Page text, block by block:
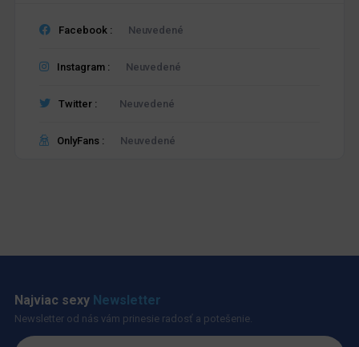
Facebook : Neuvedené
Instagram : Neuvedené
Twitter : Neuvedené
OnlyFans : Neuvedené
Najviac sexy Newsletter
Newsletter od nás vám prinesie radosť a potešenie.